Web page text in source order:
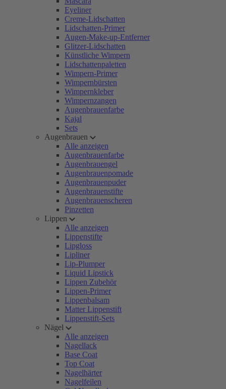
Eyeliner
Creme-Lidschatten
Lidschatten-Primer
Augen-Make-up-Entferner
Glitzer-Lidschatten
Künstliche Wimpern
Lidschattenpaletten
Wimpern-Primer
Wimpernbürsten
Wimpernkleber
Wimpernzangen
Augenbrauenfarbe
Kajal
Sets
Augenbrauen
Alle anzeigen
Augenbrauenfarbe
Augenbrauengel
Augenbrauenpomade
Augenbrauenpuder
Augenbrauenstifte
Augenbrauenscheren
Pinzetten
Lippen
Alle anzeigen
Lippenstifte
Lipgloss
Lipliner
Lip-Plumper
Liquid Lipstick
Lippen Zubehör
Lippen-Primer
Lippenbalsam
Matter Lippenstift
Lippenstift-Sets
Nägel
Alle anzeigen
Nagellack
Base Coat
Top Coat
Nagelhärter
Nagelfeilen